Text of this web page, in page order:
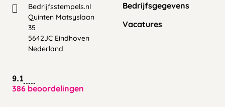
Bedrijfsstempels.nl
Quinten Matsyslaan
35
5642JC Eindhoven
Nederland
9.1
386 beoordelingen
Bedrijfsgegevens
Vacatures